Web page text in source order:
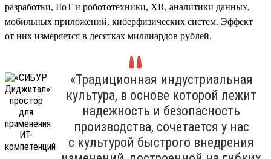
разработки, IIoT и робототехники, XR, аналитики данных,
мобильных приложений, киберфизических систем. Эффект
от них измеряется в десятках миллиардов рублей.
«Традиционная индустриальная
культура, в основе которой лежит
надежность и безопасность
производства, сочетается у нас
с культурой быстрого внедрения